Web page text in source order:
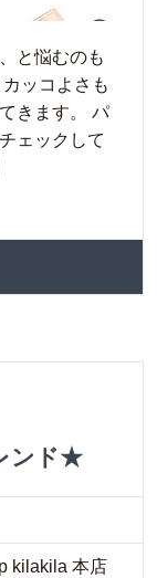
と悩むのも
ッコよさも
きます。 パ
ェックして
ンド★
kilakila 本店